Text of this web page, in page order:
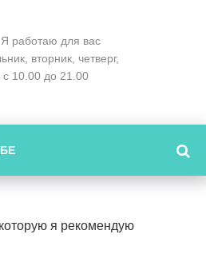
Я работаю для вас
вторник, четверг,
с 10.00 до 21.00
я рекомендую